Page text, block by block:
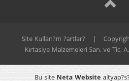
Site Kullan?m ?artlar? |
Kırtasiye Malzemeleri San. ve Tic.
Bu siteNeta Website